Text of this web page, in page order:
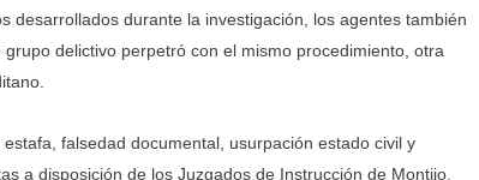
desarrollados durante la investigación, los agentes también
delictivo perpetró con el mismo procedimiento, otra
falsedad documental, usurpación estado civil y
a disposición de los Juzgados de Instrucción de Montijo.